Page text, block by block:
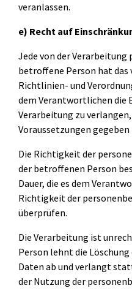
veranlassen.
e) Recht auf
Jede von der
betroffene Person hat das
Richtlinien- und
dem Verantwortlichen die
Verarbeitung zu
Voraussetzungen gegeben
Die Richtigkeit der
der betroffenen Person
Dauer, die es dem
Richtigkeit der
überprüfen.
Die Verarbeitung ist
Person lehnt die
Daten ab und verlangt
der Nutzung der